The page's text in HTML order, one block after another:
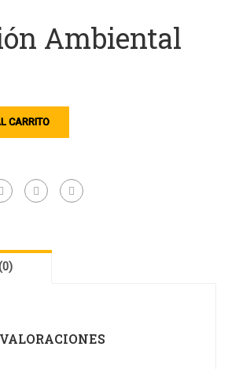
Ambiental
CARRITO
VALORACIONES